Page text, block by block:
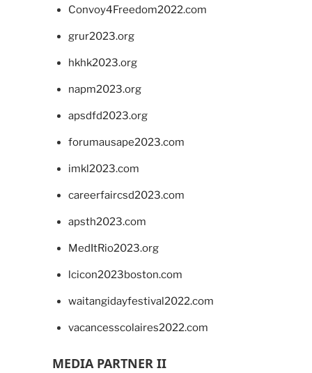
Convoy4Freedom2022.com
grur2023.org
hkhk2023.org
napm2023.org
apsdfd2023.org
forumausape2023.com
imkl2023.com
careerfaircsd2023.com
apsth2023.com
MedItRio2023.org
lcicon2023boston.com
waitangidayfestival2022.com
vacancesscolaires2022.com
MEDIA PARTNER II